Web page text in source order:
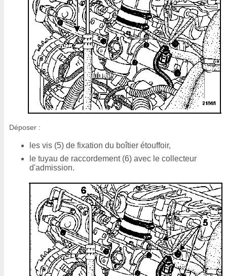
Déposer :
les vis (5) de fixation du boîtier étouffoir,
le tuyau de raccordement (6) avec le collecteur
d'admission.